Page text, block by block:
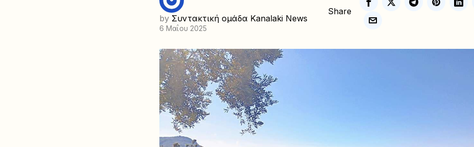
by Συντακτική ομάδα Kanalaki News
6 Μαΐου 2025
Share